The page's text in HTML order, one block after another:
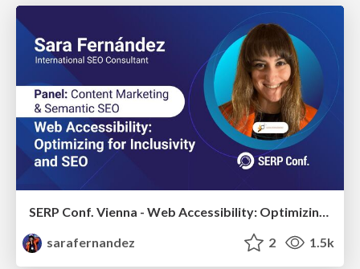
sarafernandez
2 1.5k